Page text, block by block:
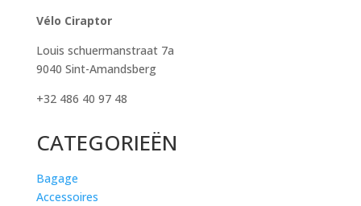
Vélo Ciraptor
Louis schuermanstraat 7a
9040 Sint-Amandsberg
+32 486 40 97 48
CATEGORIEËN
Bagage
Accessoires